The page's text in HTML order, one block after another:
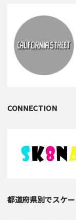
CONNECTION
都道府県別でスケ